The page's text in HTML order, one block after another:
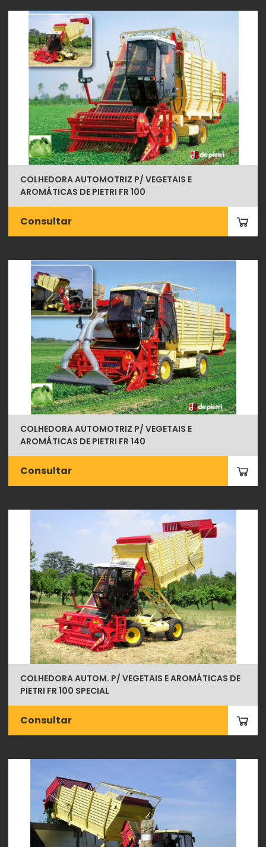
COLHEDORA AUTOMOTRIZ P/ VEGETAIS E
AROMÁTICAS DE PIETRI FR 100
Consultar
COLHEDORA AUTOMOTRIZ P/ VEGETAIS E
AROMÁTICAS DE PIETRI FR 140
Consultar
COLHEDORA AUTOM. P/ VEGETAIS E AROMÁTICAS DE
PIETRI FR 100 SPECIAL
Consultar